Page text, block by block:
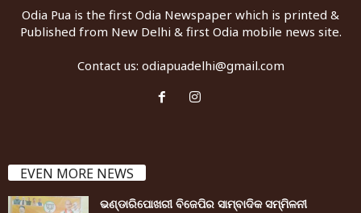
Odia Pua is the first Odia Newspaper which is printed &
Published from New Delhi & first Odia mobile news site.
Contact us: odiapuadelhi@gmail.com
EVEN MORE NEWS
ଭଣ୍ଡାରିପୋଖରୀ ବିଜେପିର ସାମ୍ବାଦିକ ସମ୍ମିଳନୀ